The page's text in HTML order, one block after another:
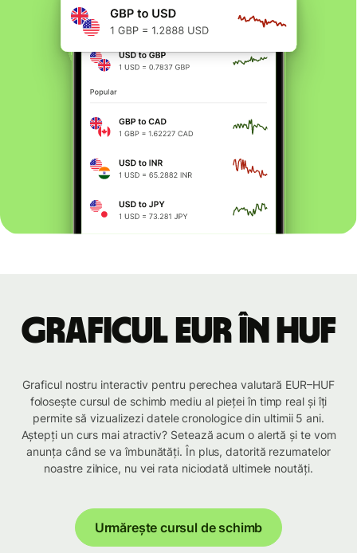
Graficul EUR în HUF
Graficul nostru interactiv pentru perechea valutară EUR–HUF
folosește cursul de schimb mediu al pieței în timp real și îți
permite să vizualizezi datele cronologice din ultimii 5 ani.
Aștepți un curs mai atractiv? Setează acum o alertă și te vom
anunța când se va îmbunătăți. În plus, datorită rezumatelor
noastre zilnice, nu vei rata niciodată ultimele noutăți.
Urmărește cursul de schimb